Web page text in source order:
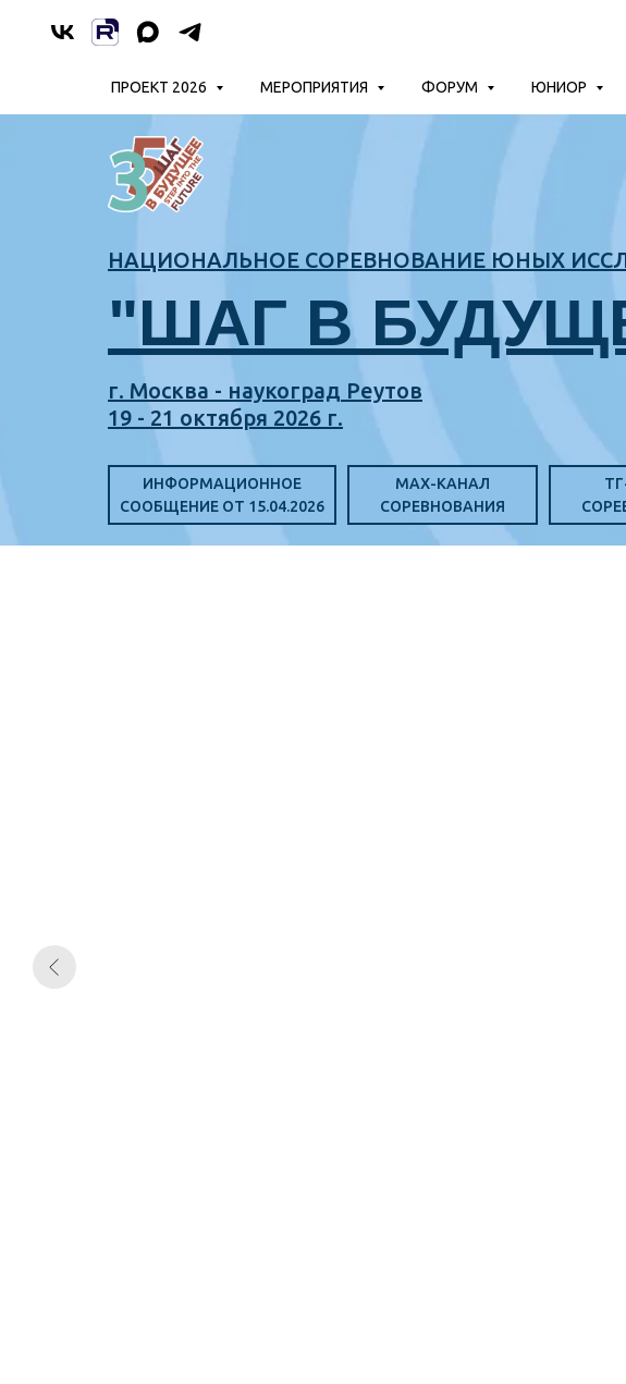
ПРОЕКТ 2026 МЕРОПРИЯТИЯ ФОРУМ ЮНИОР
"ШАГ В
НАЦИОНАЛЬНОЕ СОРЕВНОВАНИЕ ЮНЫХ
г. Москва - наукоград Реутов
19 - 21 октября 2026 г.
ИНФОРМАЦИОННОЕ
СООБЩЕНИЕ ОТ 15.04.2026
MAX-КАНАЛ
СОРЕВНОВАНИЯ